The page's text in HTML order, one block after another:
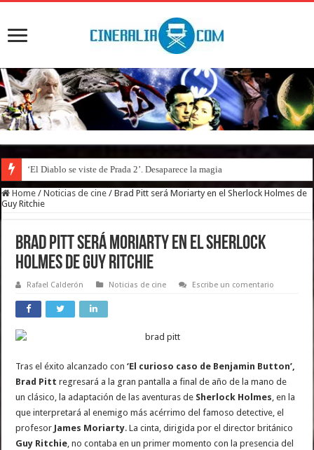
‘El Diablo se viste de Prada 2’. Desaparece la magia
Home / Noticias de cine / Brad Pitt será Moriarty en el Sherlock Holmes de
Guy Ritchie
Brad Pitt será Moriarty en el Sherlock
Holmes de Guy Ritchie
Rafael Calderón Noticias de cine Escribe un comentario
Tras el éxito alcanzado con‘El curioso caso de Benjamin Button’,
Brad Pitt regresará a la gran pantalla a final de año de la mano de
un clásico, la adaptación de las aventuras de Sherlock Holmes, en la
que interpretará al enemigo más acérrimo del famoso detective, el
profesor James Moriarty. La cinta, dirigida por el director británico
Guy Ritchie, no contaba en un primer momento con la presencia del